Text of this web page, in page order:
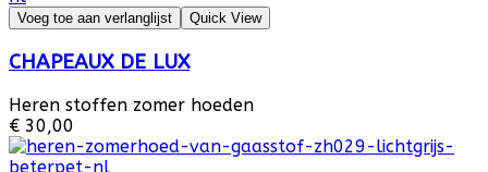
Voeg toe aan verlanglijst Quick View
CHAPEAUX DE LUX
Heren stoffen zomer hoeden
€ 30,00